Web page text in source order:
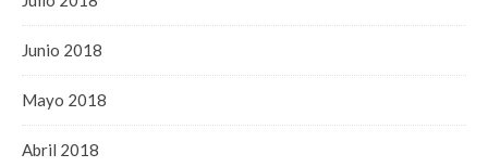
Junio 2018
Mayo 2018
Abril 2018